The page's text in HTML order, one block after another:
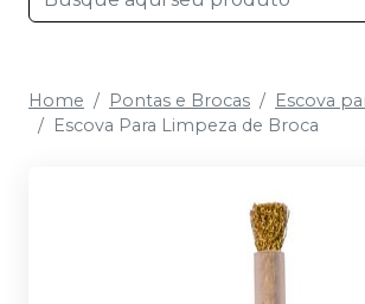
Home Pontas e Brocas
Escova
Escova Para Limpeza de Broca